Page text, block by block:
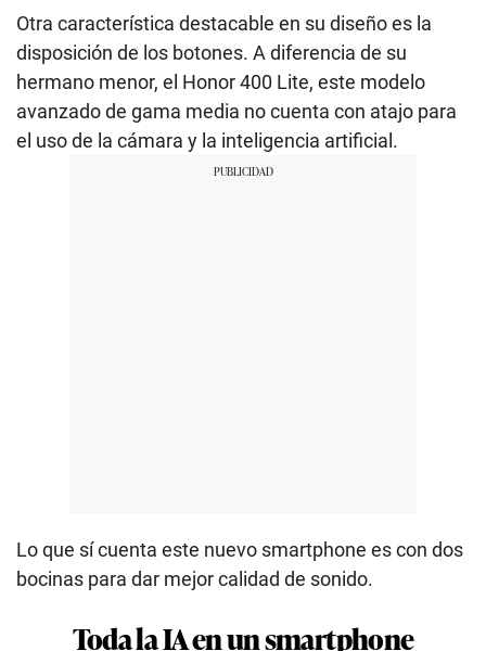
Otra característica destacable en su diseño es la
disposición de los botones. A diferencia de su
hermano menor, el Honor 400 Lite, este modelo
avanzado de gama media no cuenta con atajo para
el uso de la cámara y la inteligencia artificial.
Lo que sí cuenta este nuevo smartphone es con dos
bocinas para dar mejor calidad de sonido.
Toda la IA en un smartphone